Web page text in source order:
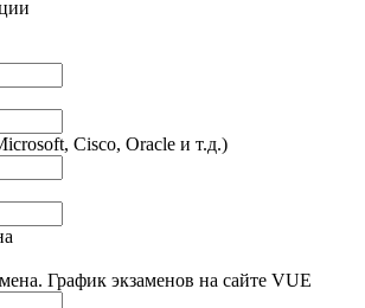
Cisco, Oracle и т.д.)
График экзаменов на сайте VUE